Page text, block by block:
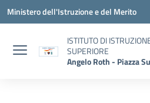
Vai ai contenuti
Vai al menu di navigazione
Vai al footer
Ministero dell'Istruzione e del Merito
ISTITUTO DI
SUPERIORE
Angelo Roth - Piazza